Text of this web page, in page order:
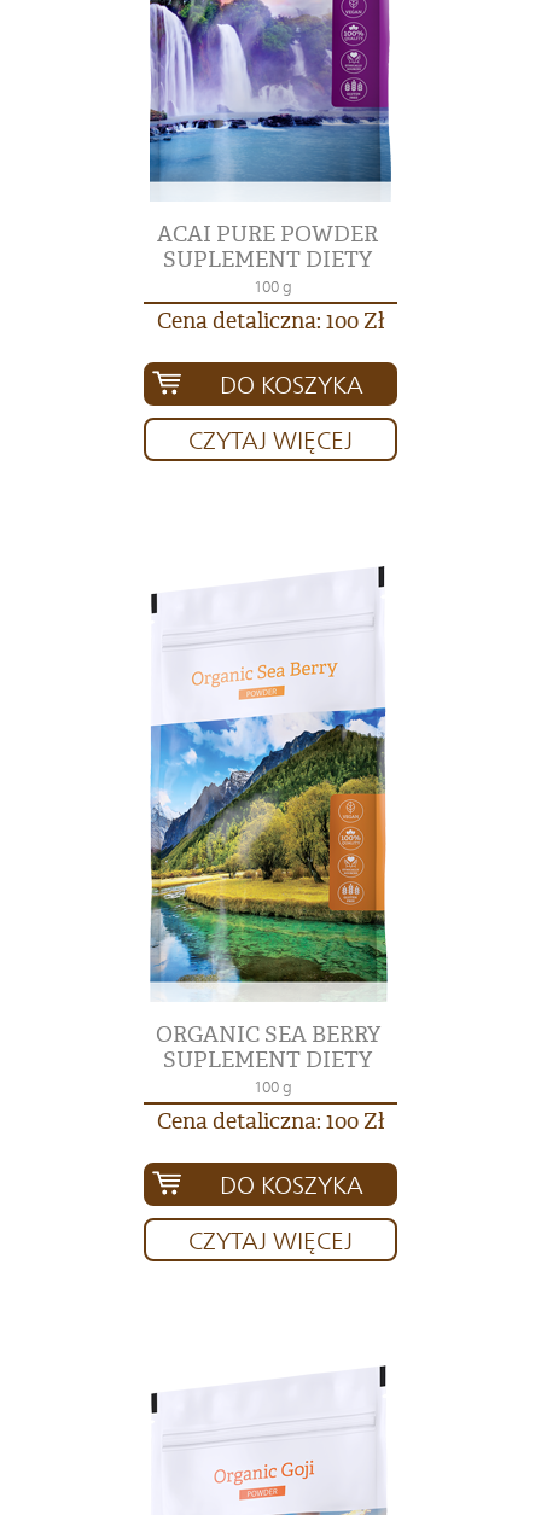
ACAI PURE POWDER
SUPLEMENT DIETY
100 g
Cena detaliczna: 100 Zł
DO KOSZYKA
CZYTAJ WIĘCEJ
ORGANIC SEA BERRY
SUPLEMENT DIETY
100 g
Cena detaliczna: 100 Zł
DO KOSZYKA
CZYTAJ WIĘCEJ